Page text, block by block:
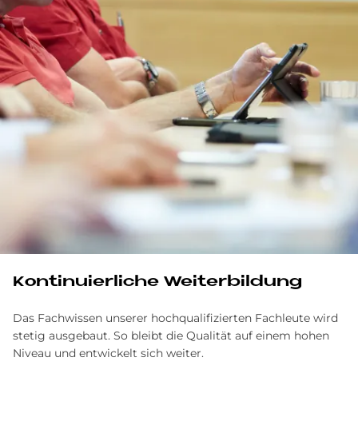
Kontinuierliche Weiterbildung
Das Fachwissen unserer hochqualifizierten Fachleute wird
stetig ausgebaut. So bleibt die Qualität auf einem hohen
Niveau und entwickelt sich weiter.